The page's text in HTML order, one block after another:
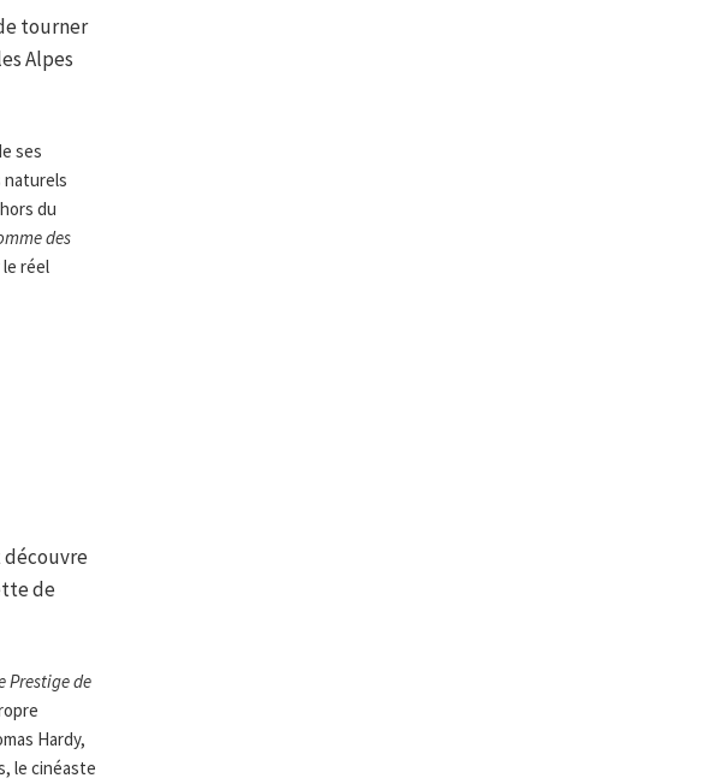
tourner
Alpes
ses
naturels
du
des
réel
découvre
de
Prestige de
Hardy,
le cinéaste